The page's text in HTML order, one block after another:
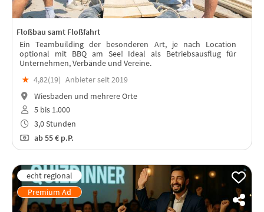
Floßbau samt Floßfahrt
Ein Teambuilding der besonderen Art, je nach Location
optional mit BBQ am See! Ideal als Betriebsausflug für
Unternehmen, Verbände und Vereine.
★ 4,82(19) Anbieter seit 2019
Wiesbaden und mehrere Orte
5 bis 1.000
3,0 Stunden
ab55 € p.P.